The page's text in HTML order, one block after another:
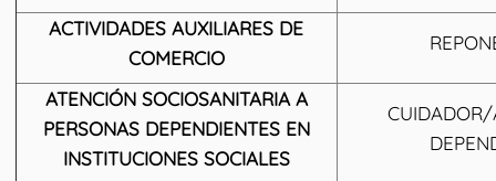
ACTIVIDADES AUXILIARES DE
COMERCIO
ATENCIÓN SOCIOSANITARIA A
PERSONAS DEPENDIENTES EN
INSTITUCIONES SOCIALES
CUIDADOR/